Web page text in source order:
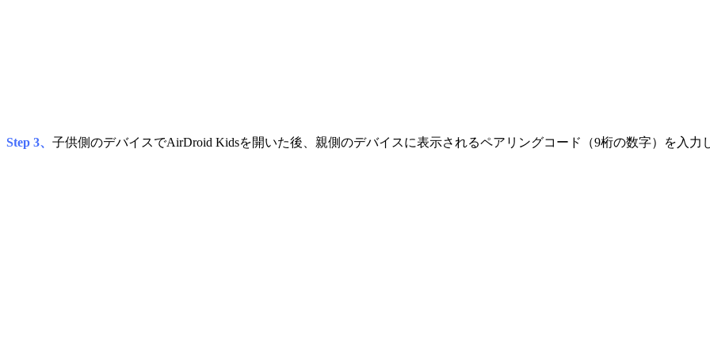
Step 3、 子供側のデバイスでAirDroid Kidsを開いた後、親側のデバイスに表示されるペアリングコード（9桁の数字）を入力